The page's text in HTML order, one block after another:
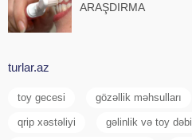
ARAŞDIRMA
turlar.az
toy gecesi gözəllik məhsulları
qrip xəstəliyi gəlinlik və toy dəbi